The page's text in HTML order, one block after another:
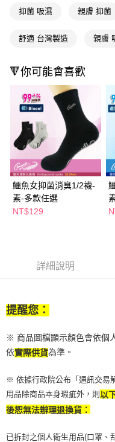
１．簡單：不需註冊會員、不
結帳頁面，進行簡訊認證並確
２．訂單成立數日內，您將收
３．收到繳費通知簡訊後14天
ATM／網路銀行／等多元方式
※ 請注意：結帳手續完成當下
購買商品的店家。未經商家同
後付繳納相關費用。
※ 交易是否成功請以「AFTEE
是否繳費成功／繳費後需取消
客戶支援中心」https://
【注意事項】
１．透過由恩沛科技股份有限
易，需依本服務之必要範圍內
「AFTEE先享後付」，若未經
請求用戶進行身份認證。
恩沛科技股份有限公司將有權
運送方式
全家取貨付款
付款後全家取貨
每筆NT$65，滿NT$390(含
萊爾富取貨付款
每筆NT$65，滿NT$490(含
付款後萊爾富取貨
每筆NT$65，滿NT$490(含
7-11取貨付款
每筆NT$65，滿NT$490(含
宅配(本島)
付款後寶雅門市自取(由倉庫
抑菌 吸濕 親膚 抑菌
舒適 台灣製造 親膚
🔻你可能會喜歡
鱷魚女抑菌消臭1/2襪-
素-多款任選
NT$129
詳細說明
提醒您：
※ 商品圖檔顯示顏色會依個
依實際供貨為準。
※ 依據行政院公布「通訊交易
用品除商品本身瑕疵外，則 以
後恕無法辦理退換貨：
已拆封之個人衛生用品(口罩、